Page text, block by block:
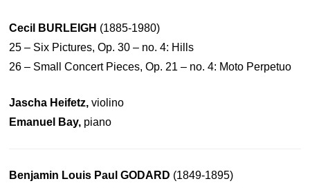
Cecil BURLEIGH (1885-1980)
25 – Six Pictures, Op. 30 – no. 4: Hills
26 – Small Concert Pieces, Op. 21 – no. 4: Moto Perpetuo
Jascha Heifetz,violino
Emanuel Bay, piano
Benjamin Louis Paul GODARD (1849-1895)